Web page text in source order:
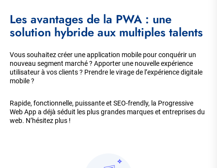
Les avantages de la PWA : une
solution hybride aux multiples talents
Vous souhaitez créer une application mobile pour conquérir un
nouveau segment marché ? Apporter une nouvelle expérience
utilisateur à vos clients ? Prendre le virage de l’expérience digitale
mobile ?
Rapide, fonctionnelle, puissante et SEO-frendly, la Progressive
Web App a déjà séduit les plus grandes marques et entreprises du
web. N’hésitez plus !